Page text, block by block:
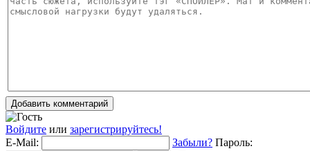
Добавить комментарий
Войдите или зарегистрируйтесь!
E-Mail:
Забыли? Пароль: